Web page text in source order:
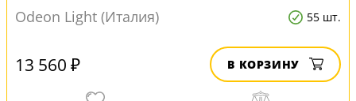
Odeon Light (Италия)
55 шт.
13 560 ₽ В КОРЗИНУ